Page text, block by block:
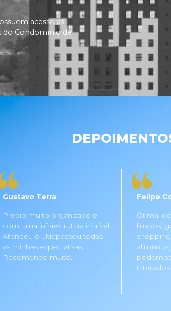
acesso as
do Condomínio de
Prédio muito organizado e
com uma infraestrutura incrível.
Atendeu e ultrapassou todas
as minhas expectativas.
Recomendo muito.
Gustavo Terra
Ótima
limpos,
Felipe